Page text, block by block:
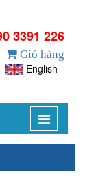
3391 226
Giỏ hàng
English
Toggle